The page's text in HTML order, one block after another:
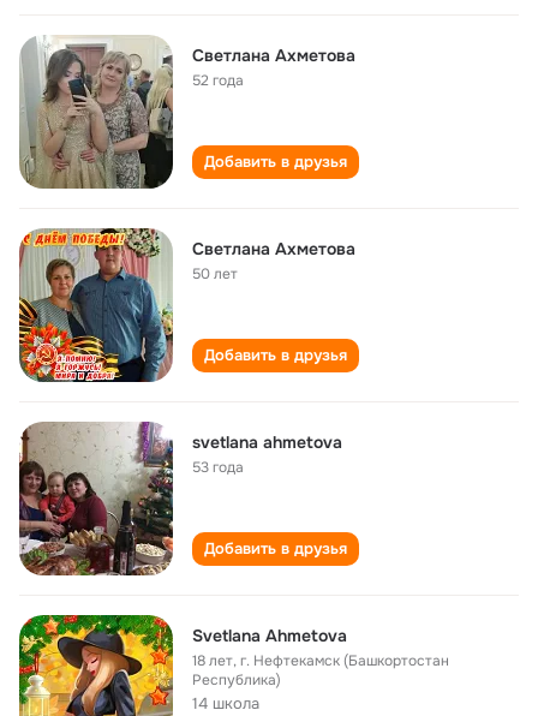
Светлана Ахметова
52 года
Добавить в друзья
Светлана Ахметова
50 лет
Добавить в друзья
svetlana ahmetova
53 года
Добавить в друзья
Svetlana Ahmetova
18 лет,г. Нефтекамск (Башкортостан
Республика)
14 школа